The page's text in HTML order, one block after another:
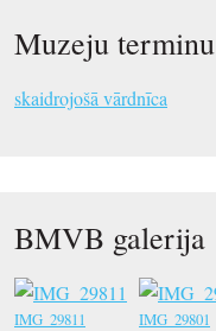
Muzeju terminu
skaidrojošā vārdnīca
BMVB galerija
IMG_29811 IMG_29801